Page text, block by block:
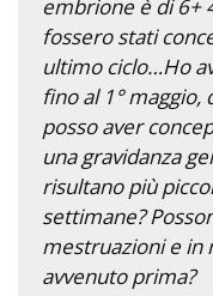
embrione è di 6+
fossero stati
ultimo ciclo…Ho
fino al 1°
posso aver
una gravidanza
risultano più
settimane?
mestruazioni e in
avvenuto prima?